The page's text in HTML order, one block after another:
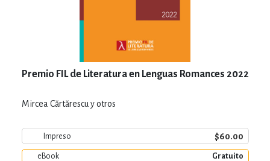
Premio FIL de Literatura en Lenguas Romances 2022
Mircea Cărtărescu y otros
Impreso $60.00
eBook Gratuito